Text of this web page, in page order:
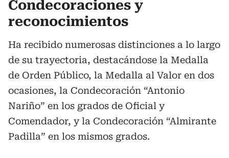
Condecoraciones y
reconocimientos
Ha recibido numerosas distinciones a lo largo
de su trayectoria, destacándose la Medalla
de Orden Público, la Medalla al Valor en dos
ocasiones, la Condecoración “Antonio
Nariño” en los grados de Oficial y
Comendador, y la Condecoración “Almirante
Padilla” en los mismos grados.